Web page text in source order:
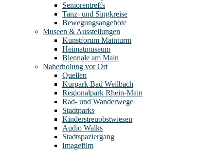
Seniorentreffs
Tanz- und Singkreise
Bewegungsangebote
Museen & Ausstellungen
Kunstforum Mainturm
Heimatmuseum
Biennale am Main
Naherholung vor Ort
Quellen
Kurpark Bad Weilbach
Regionalpark Rhein-Main
Rad- und Wanderwege
Stadtparks
Kinderstreuobstwiesen
Audio Walks
Stadtspaziergang
Imagefilm